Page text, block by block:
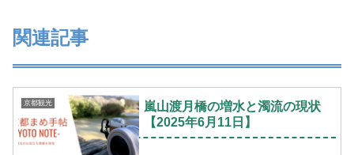
関連記事
京都観光
嵐山渡月橋の増水と濁流の現状
【2025年6月11日】